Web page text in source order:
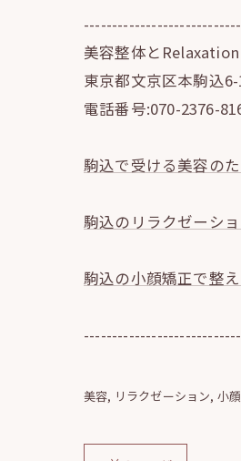
美容整体と
東京都文京区本駒込
電話番号:070-2376-
駒込で受ける美容の
駒込のリラクゼーシ
駒込の小顔矯正で整
美容 リラクゼーション 小顔